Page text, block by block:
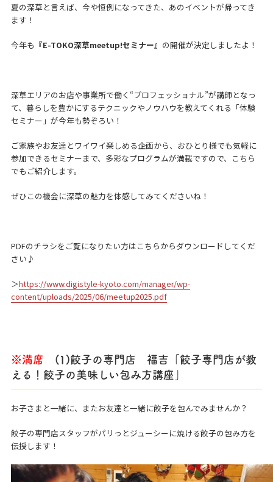
夏の深草と言えば、今や恒例になってきた、あのイベントが帰ってき
ます！
今年も 『E-TOKO深草meetup!セミナー』 の開催が決定しましたよ！
深草エリアのお店や事業所で働く“プロフェッショナル”が講師となっ
て、暮らしを豊かにするテクニックやノウハウを教えてくれる「体験
セミナー」が今年も勢ぞろい！
ご家族やお友達とワイワイ楽しめる企画から、おひとり様でも気軽に
参加できるセミナーまで、多彩なプログラムが満載ですので、こちら
でもご紹介します。
ぜひこの機会に深草の魅力を体感してみてくださいね！
PDFのチラシをご覧になりたい方はこちらからダウンロードしてくだ
さい♪
＞https://www.digistyle-kyoto.com/manager/wp-
content/uploads/2025/06/meetup2025.pdf
※満席
(1)餃子の専門店 福吉「餃子専門店が教
える！餃子の美味しい包み方講座」
お子さまと一緒に、またお友達と一緒に餃子を包んでみませんか？
餃子の専門店スタッフがパリっとジューシーに焼ける餃子の包み方を
伝授します！